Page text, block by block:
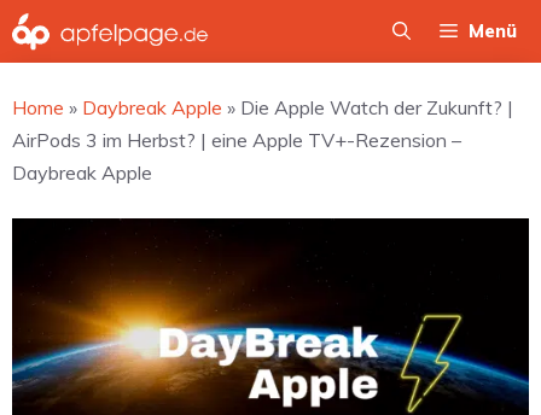
Zum
Inhalt
Menü
Home » Daybreak Apple » Die Apple Watch der Zukunft? |
AirPods 3 im Herbst? | eine Apple TV+-Rezension –
Daybreak Apple